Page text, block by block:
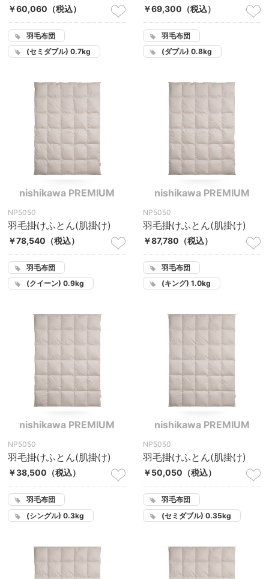
￥60,060 （税込）
羽毛布団
(セミダブル) 0.7kg
￥69,300 （税込）
羽毛布団
(ダブル) 0.8kg
nishikawa PREMIUM
NP5050
羽毛掛けふとん(肌掛け)
￥78,540 （税込）
羽毛布団
(クイーン) 0.9kg
nishikawa PREMIUM
NP5050
羽毛掛けふとん(肌掛け)
￥87,780 （税込）
羽毛布団
(キング) 1.0kg
nishikawa PREMIUM
NP5050
羽毛掛けふとん(肌掛け)
￥38,500 （税込）
羽毛布団
(シングル) 0.3kg
nishikawa PREMIUM
NP5050
羽毛掛けふとん(肌掛け)
￥50,050 （税込）
羽毛布団
(セミダブル) 0.35kg